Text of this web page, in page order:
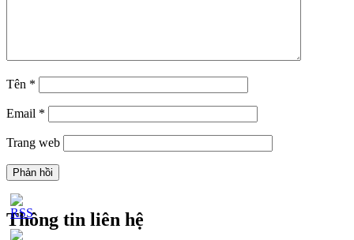
Tên *
Email *
Trang web
Thông tin liên hệ